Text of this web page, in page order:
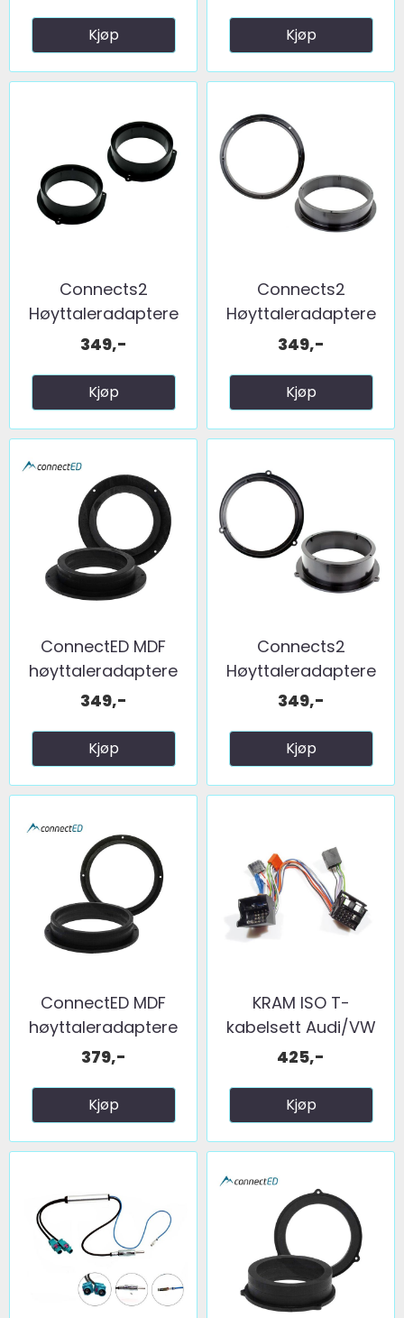
Kjøp Kjøp
Connects2
Høyttaleradaptere
(165mm) ...
349,-
Kjøp
Connects2
Høyttaleradaptere
(200mm) ...
349,-
Kjøp
ConnectED MDF
høyttaleradaptere
(165mm) ...
349,-
Kjøp
Connects2
Høyttaleradaptere
(165mm) ...
349,-
Kjøp
ConnectED MDF
høyttaleradaptere
(200mm) ...
379,-
Kjøp
KRAM ISO T-
kabelsett Audi/VW
(Ny type ...
425,-
Kjøp